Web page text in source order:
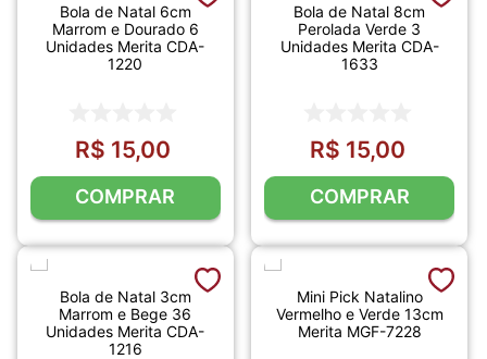
Bola de Natal 6cm
Marrom e Dourado 6
Unidades Merita CDA-
1220
R$ 15,00
COMPRAR
Bola de Natal 8cm
Perolada Verde 3
Unidades Merita CDA-
1633
R$ 15,00
COMPRAR
Bola de Natal 3cm
Marrom e Bege 36
Unidades Merita CDA-
1216
Mini Pick Natalino
Vermelho e Verde 13cm
Merita MGF-7228